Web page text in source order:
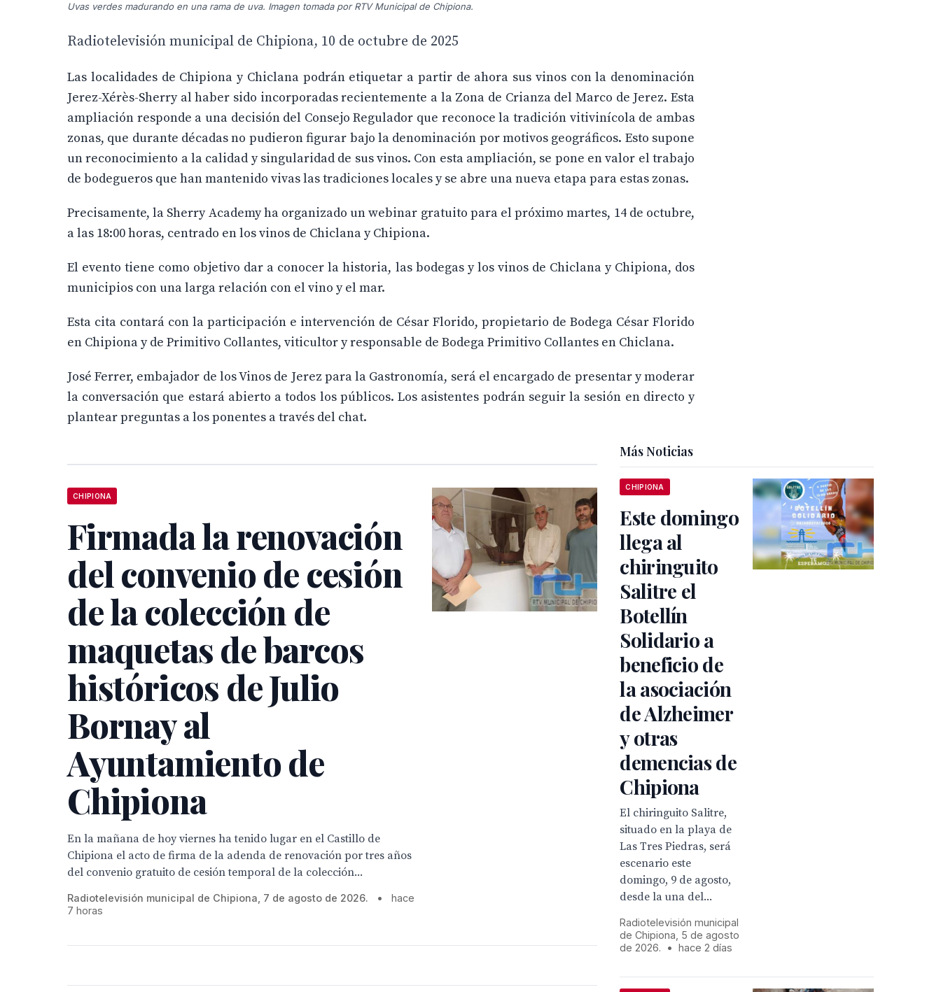
Uvas verdes madurando en una rama de uva. Imagen tomada por RTV Municipal de Chipiona.
Radiotelevisión municipal de Chipiona, 10 de octubre de 2025
Las localidades de Chipiona y Chiclana podrán etiquetar a partir de ahora sus vinos con la denominación
Jerez-Xérès-Sherry al haber sido incorporadas recientemente a la Zona de Crianza del Marco de Jerez. Esta
ampliación responde a una decisión del Consejo Regulador que reconoce la tradición vitivinícola de ambas
zonas, que durante décadas no pudieron figurar bajo la denominación por motivos geográficos. Esto supone
un reconocimiento a la calidad y singularidad de sus vinos. Con esta ampliación, se pone en valor el trabajo
de bodegueros que han mantenido vivas las tradiciones locales y se abre una nueva etapa para estas zonas.
Precisamente, la Sherry Academy ha organizado un webinar gratuito para el próximo martes, 14 de octubre,
a las 18:00 horas, centrado en los vinos de Chiclana y Chipiona.
El evento tiene como objetivo dar a conocer la historia, las bodegas y los vinos de Chiclana y Chipiona, dos
municipios con una larga relación con el vino y el mar.
Esta cita contará con la participación e intervención de César Florido, propietario de Bodega César Florido
en Chipiona y de Primitivo Collantes, viticultor y responsable de Bodega Primitivo Collantes en Chiclana.
José Ferrer, embajador de los Vinos de Jerez para la Gastronomía, será el encargado de presentar y moderar
la conversación que estará abierto a todos los públicos. Los asistentes podrán seguir la sesión en directo y
plantear preguntas a los ponentes a través del chat.
CHIPIONA
Firmada la renovación
del convenio de cesión
de la colección de
maquetas de barcos
históricos de Julio
Bornay al
Ayuntamiento de
Chipiona
En la mañana de hoy viernes ha tenido lugar en el Castillo de
Chipiona el acto de firma de la adenda de renovación por tres años
del convenio gratuito de cesión temporal de la colección...
Radiotelevisión municipal de Chipiona, 7 de agosto de 2026. •
hace
7 horas
Más Noticias
CHIPIONA
Este domingo
llega al
chiringuito
Salitre el
Botellín
Solidario a
beneficio de
la asociación
de Alzheimer
y otras
demencias de
Chipiona
El chiringuito Salitre,
situado en la playa de
Las Tres Piedras, será
escenario este
domingo, 9 de agosto,
desde la una del...
Radiotelevisión municipal
de Chipiona, 5 de agosto
de 2026.
• hace 2 días